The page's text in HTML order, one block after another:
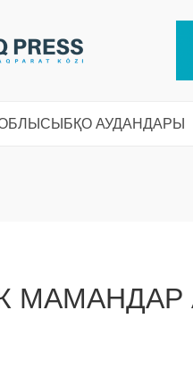
БҚО АУДАНДАРЫ